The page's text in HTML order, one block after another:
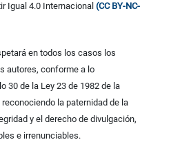
Igual 4.0 Internacional(CC BY-NC-
en todos los casos los
autores, conforme a lo
30 de la Ley 23 de 1982 de la
la paternidad de la
y el derecho de divulgación,
e irrenunciables.